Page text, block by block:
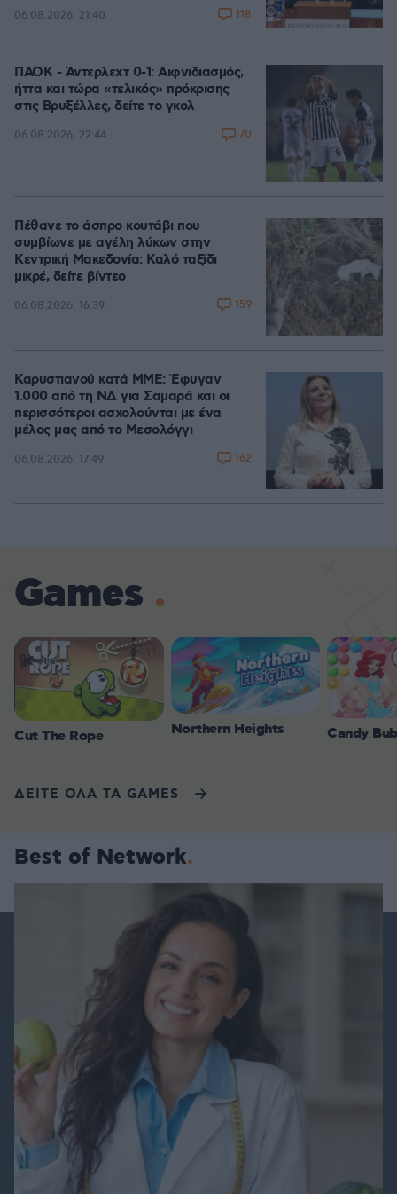
06.08.2026, 21:40 118
ΠΑΟΚ - Άντερλεχτ 0-1: Αιφνιδιασμός,
ήττα και τώρα «τελικός» πρόκρισης
στις Βρυξέλλες, δείτε το γκολ
06.08.2026, 22:44 70
Πέθανε το άσπρο κουτάβι που
συμβίωνε με αγέλη λύκων στην
Κεντρική Μακεδονία: Καλό ταξίδι
μικρέ, δείτε βίντεο
06.08.2026, 16:39 159
Καρυστιανού κατά ΜΜΕ: Έφυγαν
1.000 από τη ΝΔ για Σαμαρά και οι
περισσότεροι ασχολούνται με ένα
μέλος μας από το Μεσολόγγι
06.08.2026, 17:49 162
Games
Cut The Rope Northern Heights Candy
ΔΕΙΤΕ ΟΛΑ ΤΑ GAMES
Best of Network